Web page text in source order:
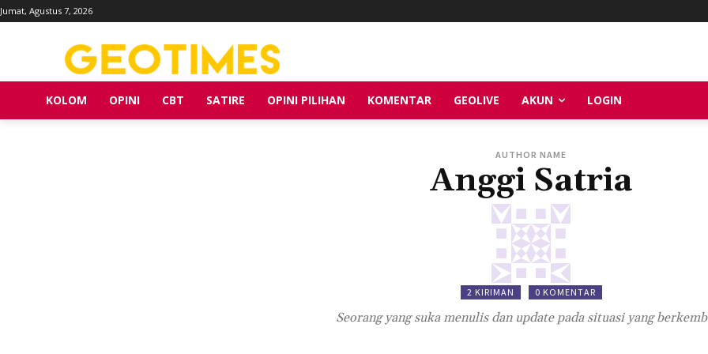
Jumat, Agustus 7, 2026
KOLOM OPINI CBT SATIRE OPINI PILIHAN KOMENTAR GEOLIVE AKUN LOGIN
AUTHOR NAME
Anggi Satria
2 KIRIMAN 0 KOMENTAR
Seorang yang suka menulis dan update pada situasi yang